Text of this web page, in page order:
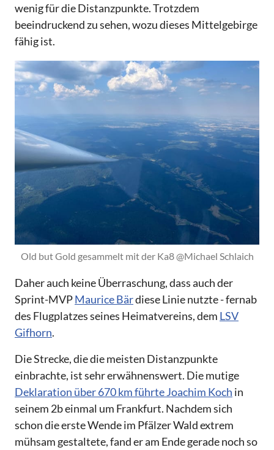
wenig für die Distanzpunkte. Trotzdem
beeindruckend zu sehen, wozu dieses Mittelgebirge
fähig ist.
Old but Gold gesammelt mit der Ka8 @Michael Schlaich
Daher auch keine Überraschung, dass auch der
Sprint-MVPMaurice Bärdiese Linie nutzte - fernab
des Flugplatzes seines Heimatvereins, dem LSV
Gifhorn.
Die Strecke, die die meisten Distanzpunkte
einbrachte, ist sehr erwähnenswert. Die mutige
Deklaration über 670 km führte Joachim Koch in
seinem 2b einmal um Frankfurt. Nachdem sich
schon die erste Wende im Pfälzer Wald extrem
mühsam gestaltete, fand er am Ende gerade noch so